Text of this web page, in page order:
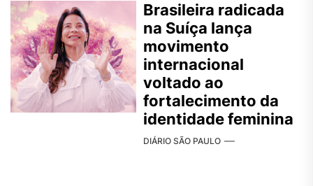
Brasileira radicada
na Suíça lança
movimento
internacional
voltado ao
fortalecimento da
identidade feminina
DIÁRIO SÃO PAULO